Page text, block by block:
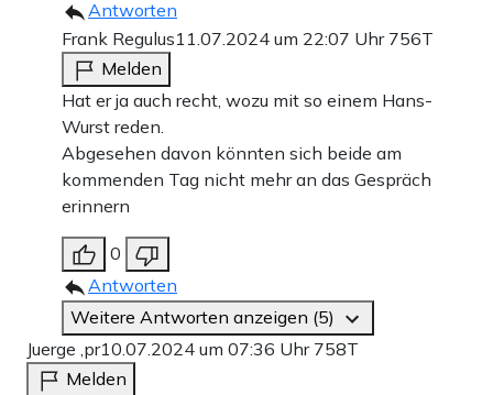
Antworten
Frank Regulus11.07.2024 um 22:07 Uhr 756T
Melden
Hat er ja auch recht, wozu mit so einem Hans-
Wurst reden.
Abgesehen davon könnten sich beide am
kommenden Tag nicht mehr an das Gespräch
erinnern
0
Antworten
Weitere Antworten anzeigen (5)
Juerge ,pr10.07.2024 um 07:36 Uhr 758T
Melden